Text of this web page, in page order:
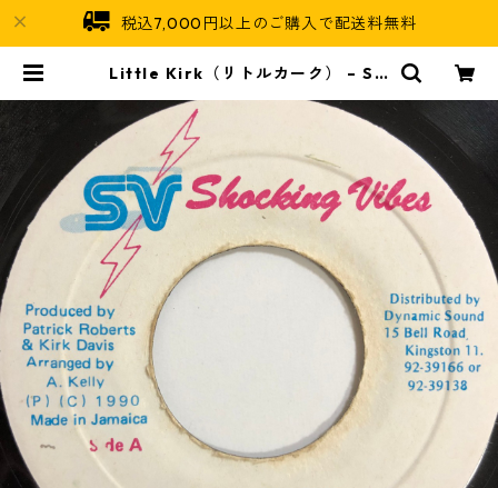
税込7,000円以上のご購入で配送料無料
Little Kirk（リトルカーク） ‎– Sti